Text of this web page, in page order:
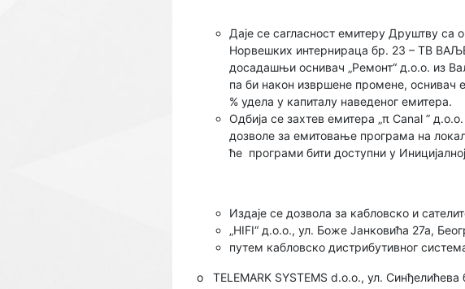
Даје се сагласност емитеру Друштву са
Норвешких интернираца бр. 23 – ТВ
досадашњи оснивач „Ремонт“ д.о.о. из
па би након извршене промене,
% удела у капиталу наведеног емитера.
Одбија се захтев емитера „π Canal ”
дозволе за емитовање програма на
ће програми бити доступни у
Издаје се дозвола за кабловско и
„HIFI“ д.o.o., ул. Боже Јанковића 27а,
путем кабловско дистрибутивног
o TELEMARK SYSTEMS d.o.o., ул. Синђелићева